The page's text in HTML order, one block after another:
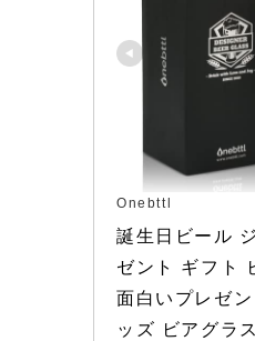
Onebttl
誕生日ビール
ゼント ギフト
面白いプレゼ
ッズ ビアグラ